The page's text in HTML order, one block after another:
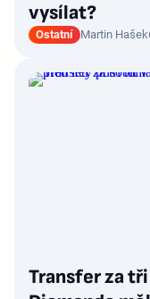
vysílat?
Ostatní Martin Hašek
Transfer za